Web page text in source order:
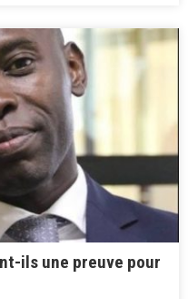
ils une preuve pour